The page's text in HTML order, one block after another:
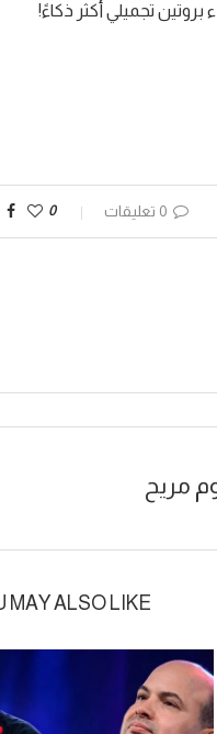
تجميلي أكثر ذكاءً!
0 تعليقات 0
مريح
MAY ALSO LIKE